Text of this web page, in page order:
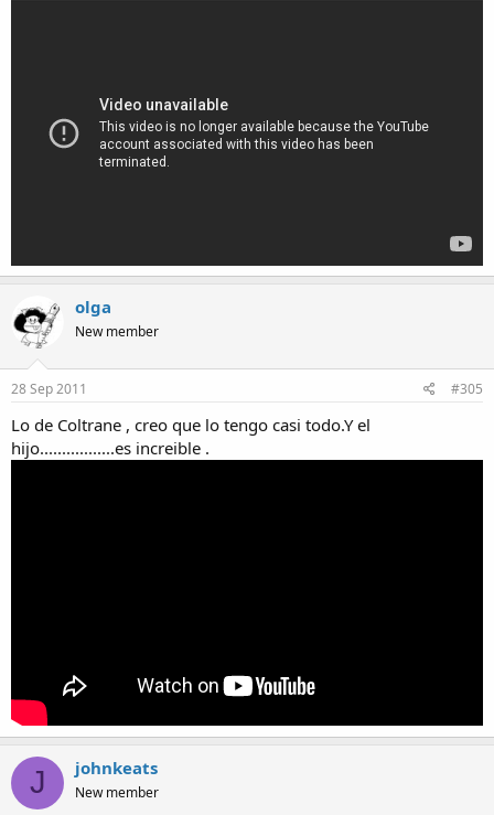
olga
New member
28 Sep 2011 #305
Lo de Coltrane , creo que lo tengo casi todo.Y el
hijo.................es increible .
J johnkeats
New member